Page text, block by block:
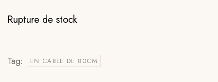
Rupture de stock
Tag: EN CABLE DE 80CM